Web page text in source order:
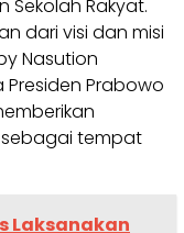
Rakyat.
dari visi dan misi
Nasution
Prabowo
sebagai tempat
Laksanakan